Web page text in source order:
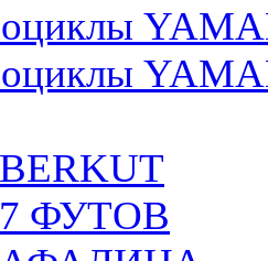
7 ФУТОВ